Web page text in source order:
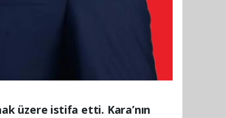
üzere istifa etti. Kara’nın